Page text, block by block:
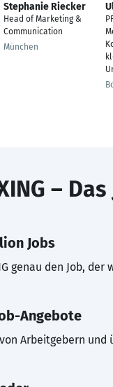
Stephanie Riecker
Head of Marketing &
Communication
München
–
Jobs
genau den Job, der
Angebote
Arbeitgebern und